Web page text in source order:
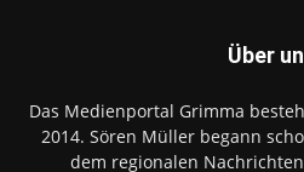
Über
Das Medienportal Grimma
2014. Sören Müller begann
dem regionalen